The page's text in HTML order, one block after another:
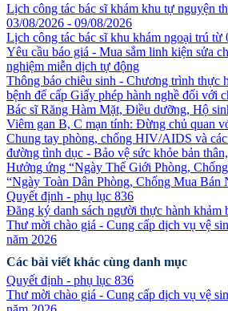
Lịch công tác bác sĩ khám khu tự nguyện
03/08/2026 - 09/08/2026
Lịch công tác bác sĩ khu khám ngoại trú từ
Yêu cầu báo giá - Mua sắm linh kiện sửa
nghiệm miễn dịch tự động
Thông báo chiêu sinh - Chương trình thực
bệnh để cấp Giấy phép hành nghề đối với
Bác sĩ Răng Hàm Mặt, Điều dưỡng, Hộ
Viêm gan B, C mạn tính: Đừng chủ quan
Chung tay phòng, chống HIV/AIDS và
đường tình dục - Bảo vệ sức khỏe bản
Hưởng ứng “Ngày Thế Giới Phòng,
“Ngày Toàn Dân Phòng, Chống Mua Bán
Quyết định - phụ lục 836
Đăng ký danh sách người thực hành khảm
Thư mời chào giá - Cung cấp dịch vụ vệ
năm 2026
Các bài viết khác cùng danh mục
Quyết định - phụ lục 836
Thư mời chào giá - Cung cấp dịch vụ vệ